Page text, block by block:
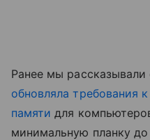
Ранее мы
обновляла требования
памяти для
минимальную планку до